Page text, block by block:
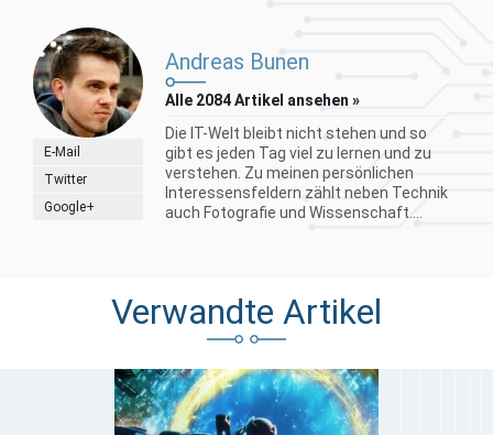
E-Mail
Twitter
Google+
Andreas Bunen
Alle 2084 Artikel ansehen »
Die IT-Welt bleibt nicht stehen und so
gibt es jeden Tag viel zu lernen und zu
verstehen. Zu meinen persönlichen
Interessensfeldern zählt neben Technik
auch Fotografie und Wissenschaft....
Verwandte Artikel